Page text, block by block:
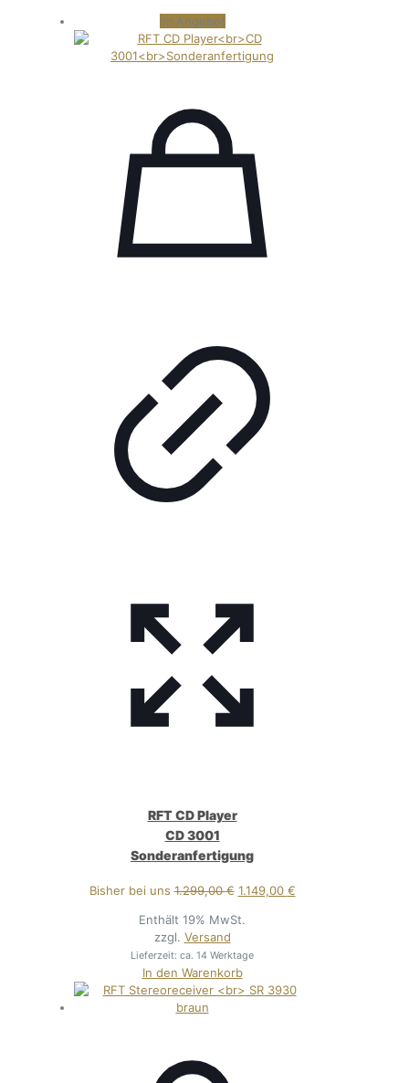
Im Angebot
RFT CD Player
CD 3001
Sonderanfertigung
Bisher bei uns 1.299,00€ Ursprünglicher
war:
1.149,00 €Aktueller
Enthält 19% MwSt.
zzgl. Versand
Lieferzeit: ca. 14 Werktage
In den Warenkorb